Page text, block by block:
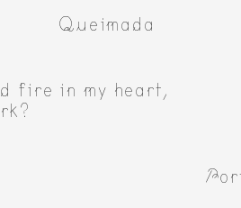
Queimada
fire in my heart,